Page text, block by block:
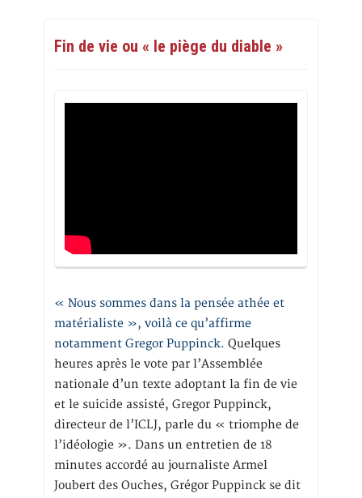
Fin de vie ou « le piège du diable »
« Nous sommes dans la pensée athée et
matérialiste », voilà ce qu’affirme
notamment Gregor Puppinck. Quelques
heures après le vote par l’Assemblée
nationale d’un texte adoptant la fin de vie
et le suicide assisté, Gregor Puppinck,
directeur de l’ICLJ, parle du « triomphe de
l’idéologie ». Dans un entretien de 18
minutes accordé au journaliste Armel
Joubert des Ouches, Grégor Puppinck se dit